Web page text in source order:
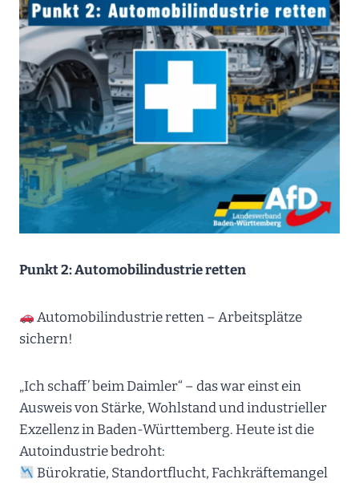
Punkt 2: Automobilindustrie retten
Automobilindustrie retten – Arbeitsplätze
sichern!
„Ich schaff’ beim Daimler“ – das war einst ein
Ausweis von Stärke, Wohlstand und industrieller
Exzellenz in Baden-Württemberg. Heute ist die
Autoindustrie bedroht:
Bürokratie, Standortflucht, Fachkräftemangel